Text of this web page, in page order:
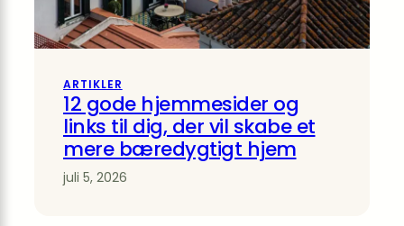
ARTIKLER
12 gode hjemmesider og
links til dig, der vil skabe et
mere bæredygtigt hjem
juli 5, 2026